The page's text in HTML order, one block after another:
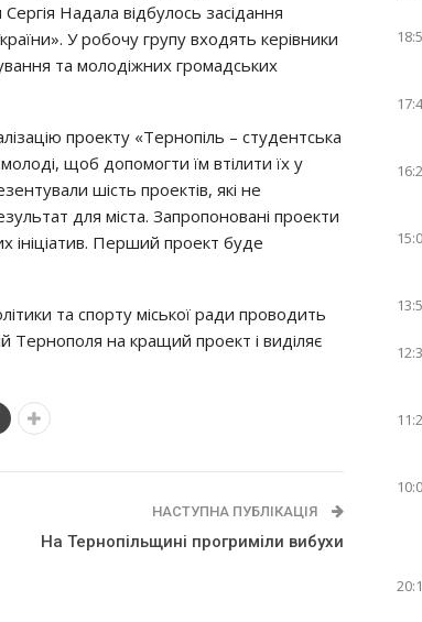
Сергія Надала відбулось засідання
У робочу групу входять керівники
та молодіжних громадських
проекту «Тернопіль – студентська
щоб допомогти їм втілити їх у
шість проектів, які не
для міста. Запропоновані проекти
ініціатив. Перший проект буде
та спорту міської ради проводить
Тернополя на кращий проект і виділяє
НАСТУПНА ПУБЛІКАЦІЯ
На Тернопільщині прогриміли вибухи